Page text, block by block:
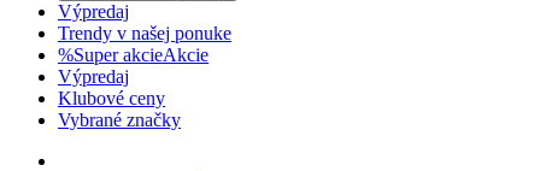
Výpredaj
Trendy v našej ponuke
%Super akcieAkcie
Výpredaj
Klubové ceny
Vybrané značky